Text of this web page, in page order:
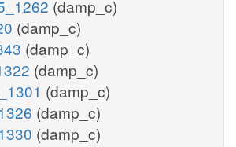
(damp_c)
(damp_c)
(damp_c)
(damp_c)
(damp_c)
(damp_c)
(damp_c)